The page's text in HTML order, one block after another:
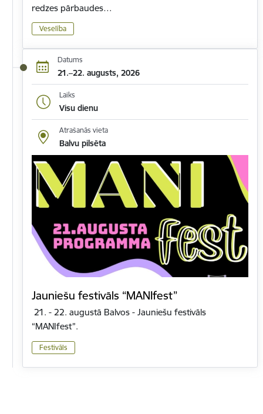
redzes pārbaudes…
Veselība
Datums
21.–22. augusts, 2026
Laiks
Visu dienu
Atrašanās vieta
Balvu pilsēta
Jauniešu festivāls “MANIfest”
21. - 22. augustā Balvos - Jauniešu festivāls
“MANIfest”.
Festivāls